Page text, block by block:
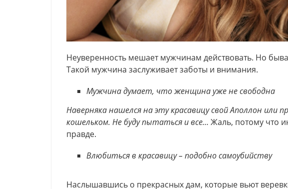
Неуверенность мешает мужчинам действовать. Но
Такой мужчина заслуживает заботы и внимания.
Мужчина думает, что женщина уже не свободна
Наверняка нашелся на эту красавицу свой Аполлон или
кошельком. Не буду пытаться и все… Жаль, потому что
правде.
Влюбиться в красавицу – подобно самоубийству
Наслышавшись о прекрасных дам, которые вьют